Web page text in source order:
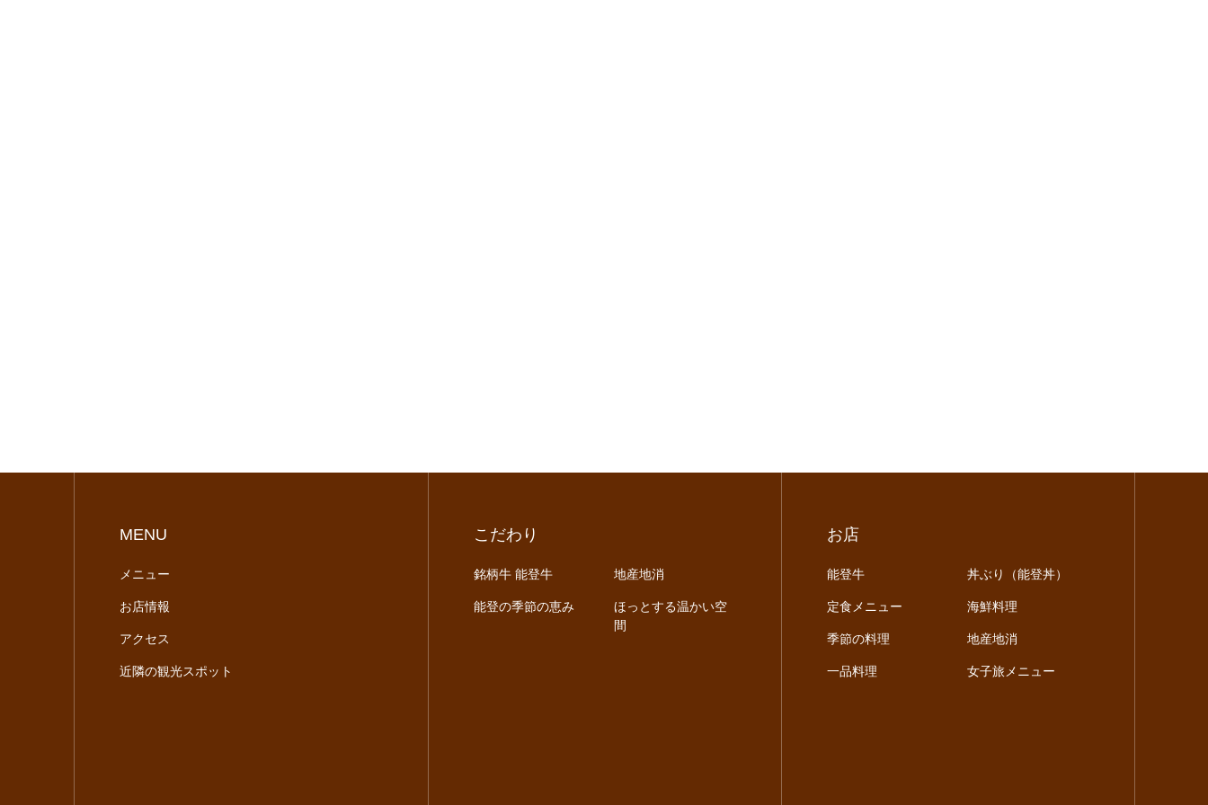
MENU
メニュー
お店情報
アクセス
近隣の観光スポット
こだわり
銘柄牛 能登牛 地産地消
能登の季節の恵み
ほっとする温かい空
間
お店
能登牛 丼ぶり（能登丼）
定食メニュー 海鮮料理
季節の料理 地産地消
一品料理 女子旅メニュー